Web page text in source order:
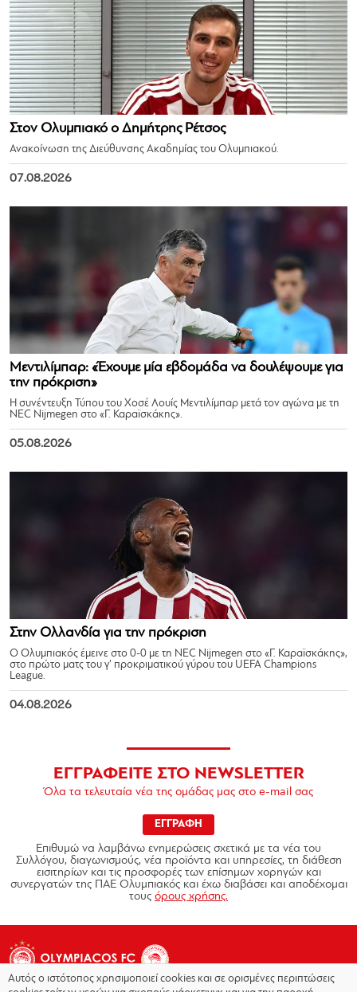
Στον Ολυμπιακό ο Δημήτρης Ρέτσος
Ανακοίνωση της Διεύθυνσης Ακαδημίας του Ολυμπιακού.
07.08.2026
Μεντιλίμπαρ: «Έχουμε μία εβδομάδα να δουλέψουμε για
την πρόκριση»
Η συνέντευξη Τύπου του Χοσέ Λουίς Μεντιλίμπαρ μετά τον αγώνα με τη
NEC Nijmegen στο «Γ. Καραϊσκάκης».
05.08.2026
Στην Ολλανδία για την πρόκριση
Ο Ολυμπιακός έμεινε στο 0-0 με τη NEC Nijmegen στο «Γ. Καραϊσκάκης»,
στο πρώτο ματς του γ’ προκριματικού γύρου του UEFA Champions
League.
04.08.2026
ΕΓΓΡΑΦΕΙΤΕ ΣΤΟ NEWSLETTER
Όλα τα τελευταία νέα της ομάδας μας στο e-mail σας
ΕΓΓΡΑΦΗ
Επιθυμώ να λαμβάνω ενημερώσεις σχετικά με τα νέα του
Συλλόγου, διαγωνισμούς, νέα προϊόντα και υπηρεσίες, τη διάθεση
εισιτηρίων και τις προσφορές των επίσημων χορηγών και
συνεργατών της ΠΑΕ Ολυμπιακός και έχω διαβάσει και αποδέχομαι
τους όρους χρήσης.
Αυτός ο ιστότοπος χρησιμοποιεί cookies και σε ορισμένες περιπτώσεις